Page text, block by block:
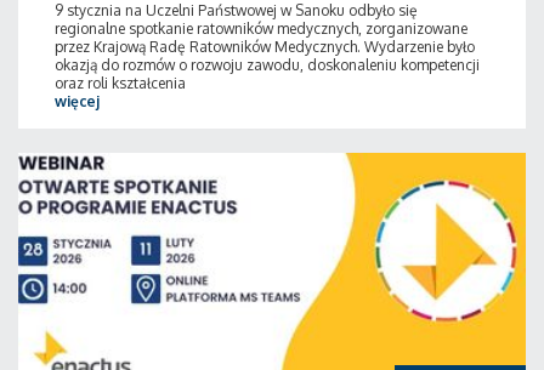
9 stycznia na Uczelni Państwowej w Sanoku odbyło się
regionalne spotkanie ratowników medycznych, zorganizowane
przez Krajową Radę Ratowników Medycznych. Wydarzenie było
okazją do rozmów o rozwoju zawodu, doskonaleniu kompetencji
oraz roli kształcenia
więcej